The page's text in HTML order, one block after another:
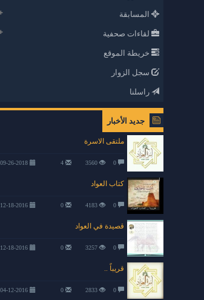
المسابقة
لقاءات صحفية
خريطة الموقع
سجل الزوار
راسلنا
جديد الأخبار
ملتقى الاسرة
09-26-2018 0
3560
4
كتاب العواد
12-18-2016 0
4183
0
قصيدة في العواد
12-18-2016 0
3257
0
قريباً ..
04-12-2016 0
2833
0